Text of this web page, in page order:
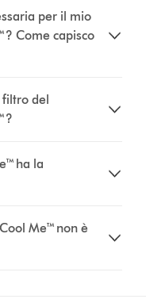
per il mio
Come capisco
del
ha la
Me™ non è